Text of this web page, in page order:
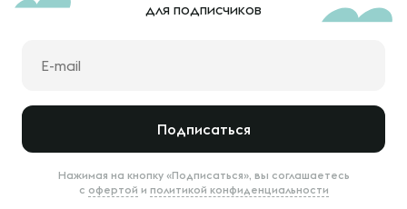
для подписчиков
Подписаться
Нажимая на кнопку «Подписаться», вы соглашаетесь
с офертой и политикой конфиденциальности